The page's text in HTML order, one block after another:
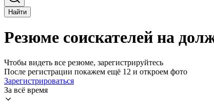
Найти
Резюме соискателей на
Чтобы видеть все резюме, зарегистрируйтесь
После регистрации покажем ещё 12 и откроем фото
Зарегистрироваться
За всё время